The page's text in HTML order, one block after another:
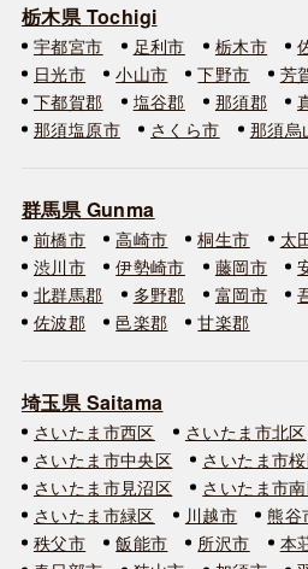
栃木県 Tochigi
宇都宮市 足利市 栃木市
日光市
小山市 下野市 芳
下都賀郡
塩谷郡 那須郡
那須塩原市
さくら市 那須烏
群馬県 Gunma
前橋市 高崎市 桐生市 太
渋川市
伊勢崎市 藤岡市
北群馬郡
多野郡 富岡市
佐波郡
邑楽郡 甘楽郡
埼玉県 Saitama
さいたま市西区 さいたま市北区
さいたま市中央区
さいたま市
さいたま市見沼区
さいたま市
さいたま市緑区
川越市 熊谷
秩父市
飯能市 所沢市 本